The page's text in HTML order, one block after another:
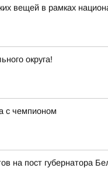
вещей в рамках
округа!
с чемпионом
на пост губернатора